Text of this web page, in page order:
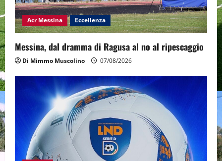
Acr Messina Eccellenza
Messina, dal dramma di Ragusa al no al ripescaggio
Di Mimmo Muscolino 07/08/2026